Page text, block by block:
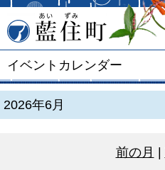
イベントカレンダー
2026年6月
前の月